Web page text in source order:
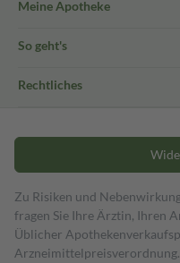
Meine Apotheke
So geht's
Rechtliches
Zu Risiken und
fragen Sie Ihre Ärztin, Ihren
Üblicher